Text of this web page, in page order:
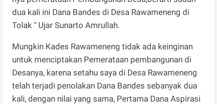
dua kali ini Dana Bandes di Desa Rawameneng di
Tolak " Ujar Sunarto Amrullah.
Mungkin Kades Rawameneng tidak ada keinginan
untuk menciptakan Pemerataan pembangunan di
Desanya, karena setahu saya di Desa Rawameneng
telah terjadi penolakan Dana Bandes sebanyak dua
kali, dengan nilai yang sama, Pertama Dana Aspirasi